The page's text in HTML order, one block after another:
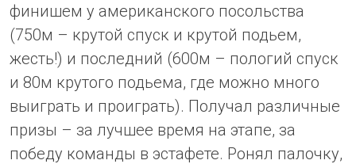
финишем у американского посольства
(750м – крутой спуск и крутой подьем,
жесть!) и последний (600м – пологий спуск
и 80м крутого подьема, где можно много
выиграть и проиграть). Получал различные
призы – за лучшее время на этапе, за
победу команды в эстафете. Ронял палочку,